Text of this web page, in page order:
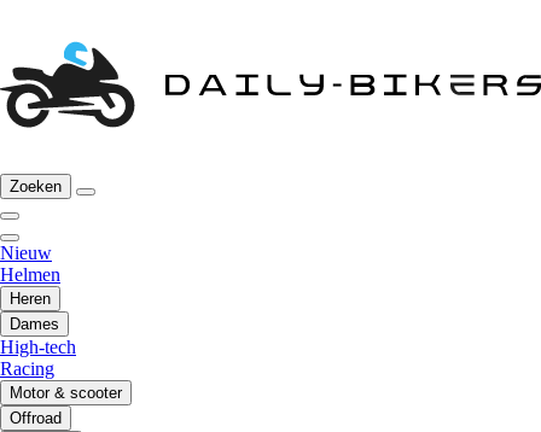
Zoeken
Nieuw
Helmen
Heren
Dames
High-tech
Racing
Motor & scooter
Offroad